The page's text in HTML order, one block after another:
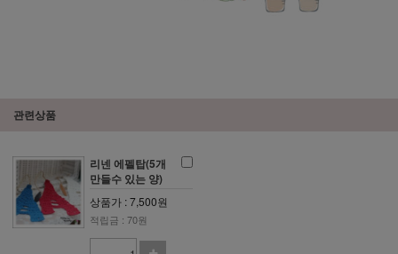
관련상품
리넨 에펠탑(5개
만들수 있는 양)
상품가 : 7,500원
적립금 : 70원